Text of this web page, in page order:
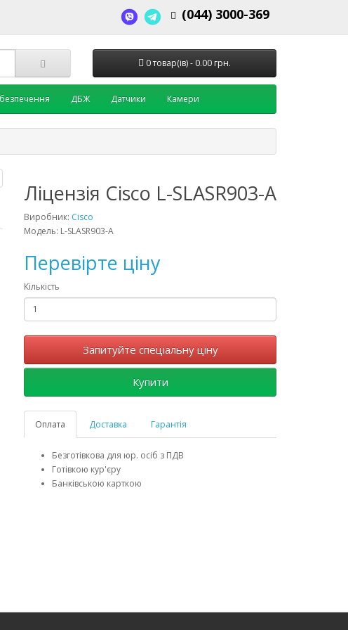
(044) 3000-369
0 товар(ів) - 0.00 грн.
ДБЖ Датчики Камери
Ліцензія Cisco L-SLASR903-A
Виробник: Cisco
Модель: L-SLASR903-A
Перевірте ціну
Кількість
Запитуйте спеціальну ціну
Купити
Оплата Доставка Гарантія
Безготівкова для юр. осіб з ПДВ
Готівкою кур'єру
Банківською карткою